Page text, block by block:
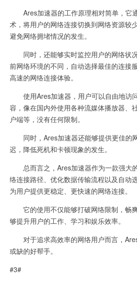
Ares加速器的工作原理相对简单，它
术，将用户的网络连接切换到网络资源较
避免网络拥堵情况的发生。
同时，还能够实时监控用户的网络状
前网络环境的不同，自动选择最佳的连接
高速的网络连接体验。
使用Ares加速器，用户可以自由地访
容，像在国内外使用各种流媒体播放器、
户端等，没有任何限制。
同时，Ares加速器还能够提供更佳的
迟，降低死机和卡顿现象的发生。
总而言之，Ares加速器作为一款强大
络连接路径、优化数据传输流程以及自动
为用户提供更稳定、更快速的网络连接。
它的使用不仅能够打破网络限制，畅
够提升用户的工作、学习和娱乐效率。
对于追求高效率的网络用户而言，
或缺的好帮手。
#3#